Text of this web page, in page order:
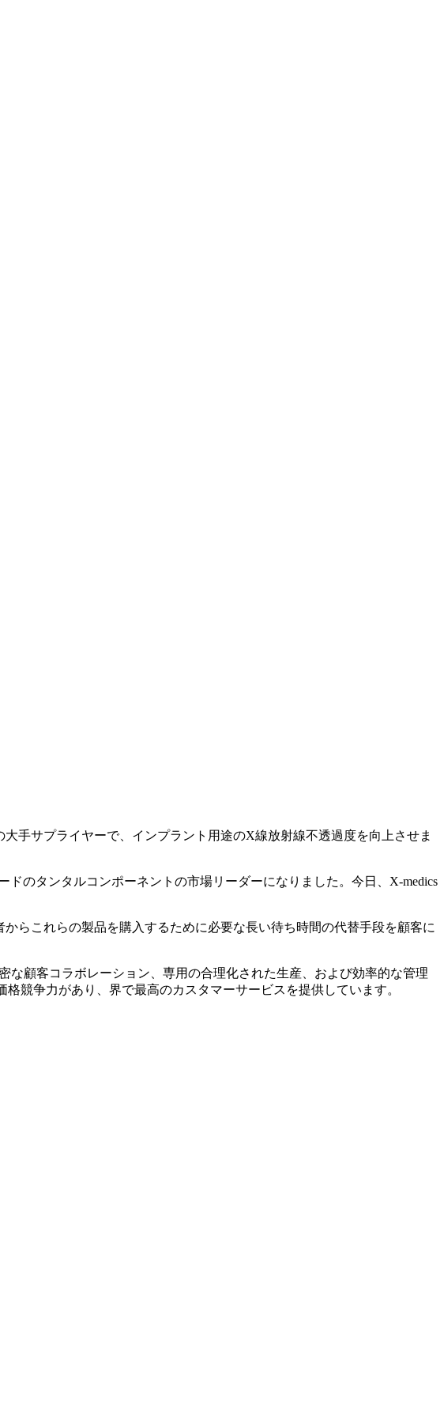
手サプライヤーで、インプラント用途のX線放射線不透過度を向上させま
のタンタルコンポーネントの市場リーダーになりました。今日、X-medics
らこれらの製品を購入するために必要な長い待ち時間の代替手段を顧客に
な顧客コラボレーション、専用の合理化された生産、および効率的な管理
競争力があり、界で最高のカスタマーサービスを提供しています。